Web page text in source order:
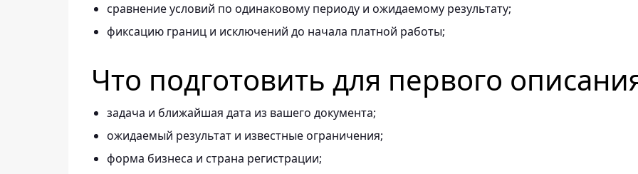
сравнение условий по одинаковому периоду и ожидаемому результату;
фиксацию границ и исключений до начала платной работы;
Что подготовить для первого
задача и ближайшая дата из вашего документа;
ожидаемый результат и известные ограничения;
форма бизнеса и страна регистрации;